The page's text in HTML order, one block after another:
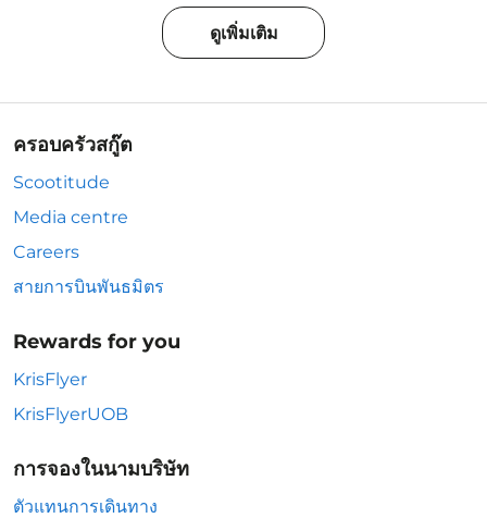
ดูเพิ่มเติม
ครอบครัวสกู๊ต
Scootitude
Media centre
Careers
สายการบินพันธมิตร
Rewards for you
KrisFlyer
KrisFlyerUOB
การจองในนามบริษัท
ตัวแทนการเดินทาง